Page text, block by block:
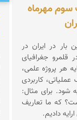
سوم مهرماه
در ایران در
جغرافیای
هر پروژه علمی،
کاربردی
شود. برای مثال:
سنگ نگاره یا Rock Art چیست؟ که ما تعاریف
دادیم.